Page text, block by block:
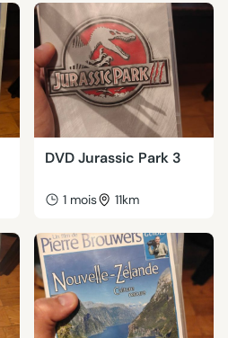
DVD Jurassic Park 3
1 mois 11km